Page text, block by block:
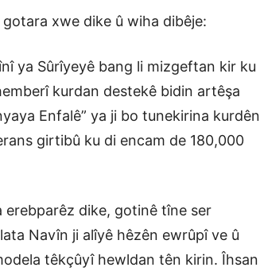
xwe dike û wiha dibêje:
ya Sûrîyeyê bang li mizgeftan kir ku
kurdan destekê bidin artêşa
Enfalê” ya ji bo tunekirina kurdên
girtibû ku di encam de 180,000
erebparêz dike, gotinê tîne ser
Navîn ji alîyê hêzên ewrûpî ve û
têkçûyî hewldan tên kirin. Îhsan